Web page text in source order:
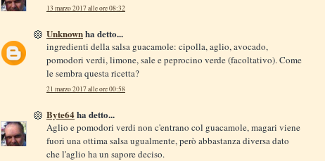
13 marzo 2017 alle ore 08:32
Unknownha detto...
ingredienti della salsa guacamole: cipolla, aglio, avocado,
pomodori verdi, limone, sale e peprocino verde (facoltativo). Come
le sembra questa ricetta?
21 marzo 2017 alle ore 00:58
Byte64ha detto...
Aglio e pomodori verdi non c'entrano col guacamole, magari viene
fuori una ottima salsa ugualmente, però abbastanza diversa dato
che l'aglio ha un sapore deciso.